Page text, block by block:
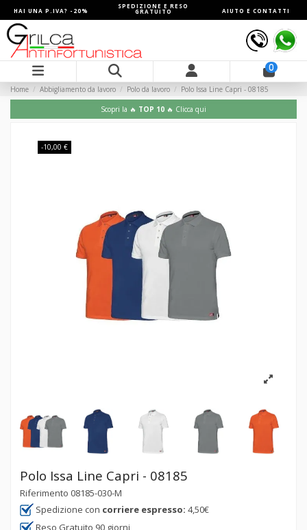
HAI UNA P.IVA? -20%
SPEDIZIONE E RESO
GRATUITO AIUTO E CONTATTI
0
Home Abbigliamento da lavoro Polo da lavoro Polo Issa Line Capri - 08185
Scopri la 🔥 TOP 10 🔥 Clicca qui
-10,00 €
Polo Issa Line Capri - 08185
Riferimento 08185-030-M
Spedizione con corriere espresso: 4,50€
Reso Gratuito 90 giorni